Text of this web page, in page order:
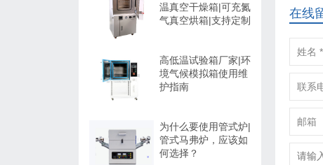
在线
温真空干燥箱|可充氮
气真空烘箱|支持定制
高低温试验箱厂家|环
境气候模拟箱使用维
护指南
为什么要使用管式炉|
管式马弗炉，应该如
何选择？